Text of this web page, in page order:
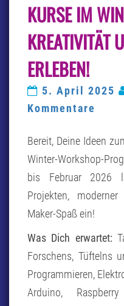
KURSE IM
KREATIVITÄT
ERLEBEN!
5. April 2025
Kommentare
Bereit, Deine Ideen
Winter-Workshop-
bis Februar 2026
Projekten,
Maker-Spaß ein!
Was Dich erwartet:
Forschens, Tüftelns
Programmieren,
Arduino,